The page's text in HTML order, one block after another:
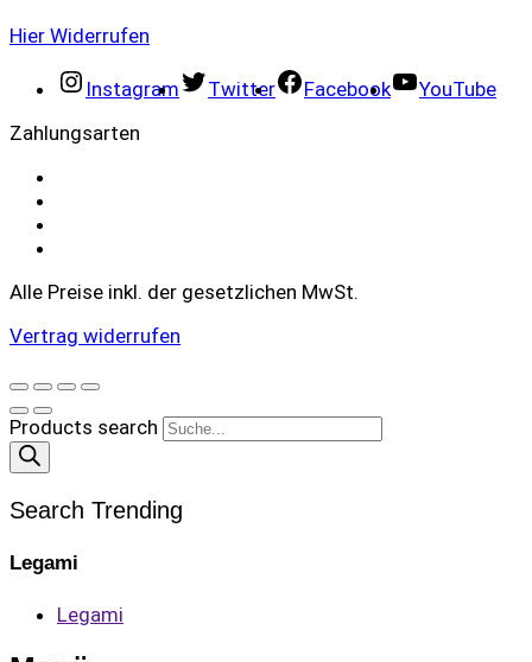
Hier Widerrufen
Instagram Twitter Facebook
YouTube
Zahlungsarten
Alle Preise inkl. der gesetzlichen MwSt.
Vertrag widerrufen
Products search
Search Trending
Legami
Legami